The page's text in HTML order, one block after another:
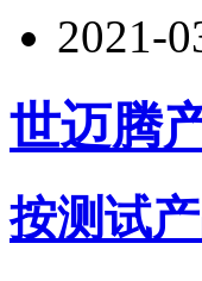
2021-
世迈腾
按测试